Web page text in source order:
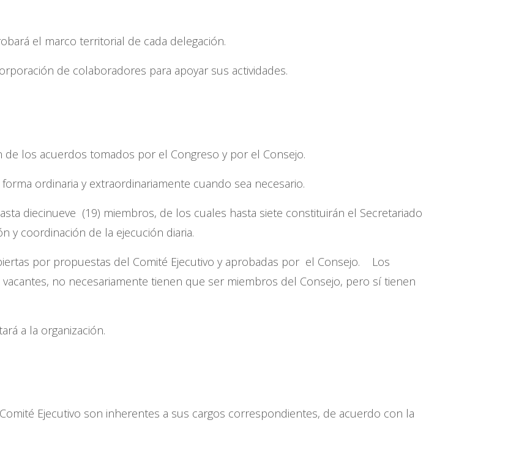
el marco territorial de cada delegación.
de colaboradores para apoyar sus actividades.
de los acuerdos tomados por el Congreso y por el Consejo.
ordinaria y extraordinariamente cuando sea necesario.
diecinueve (19) miembros, de los cuales hasta siete constituirán el Secretariado
y coordinación de la ejecución diaria.
por propuestas del Comité Ejecutivo y aprobadas por el Consejo. Los
no necesariamente tienen que ser miembros del Consejo, pero sí tienen
a la organización.
Ejecutivo son inherentes a sus cargos correspondientes, de acuerdo con la